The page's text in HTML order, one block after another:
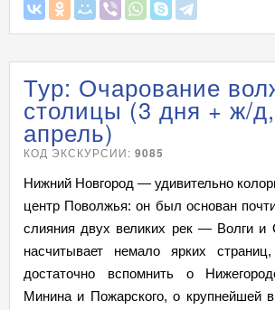
Тур: Очарование
столицы (3 дня + ж/
апрель)
КОД ЭКСКУРСИИ:9085
Нижний Новгород — удивительно
центр Поволжья: он был основан
слияния двух великих рек — Волги и
насчитывает немало ярких
достаточно вспомнить о
Минина и Пожарского, о крупнейшей